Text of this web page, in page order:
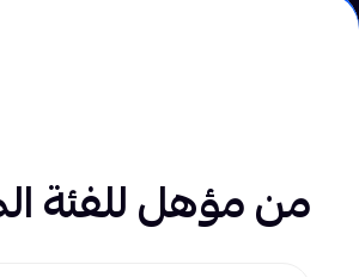
من مؤهل للفئة